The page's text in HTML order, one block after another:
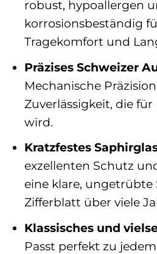
robust, hypoallergen
korrosionsbeständig
Tragekomfort und
Präzises Schweizer
Mechanische
Zuverlässigkeit, die
wird.
Kratzfestes
exzellenten Schutz
eine klare, ungetrübte
Zifferblatt über viele
Klassisches und
Passt perfekt zu